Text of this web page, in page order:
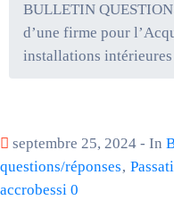
BULLETIN
d’une firme pour
installations
septembre 25, 2024 - In
questions/réponses‚
accrobessi 0